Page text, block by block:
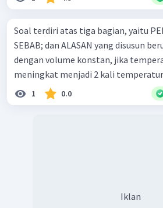
Soal terdiri atas tiga bagian, yaitu
SEBAB; dan ALASAN yang disusun berurutan.
dengan volume konstan, jika
meningkat menjadi 2 kali
1 0.0
Iklan